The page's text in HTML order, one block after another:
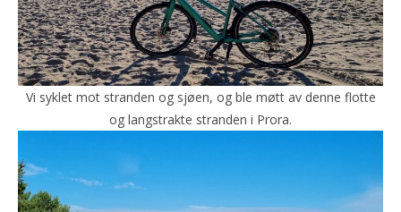
Vi syklet mot stranden og sjøen, og ble møtt av denne flotte
og langstrakte stranden i Prora.